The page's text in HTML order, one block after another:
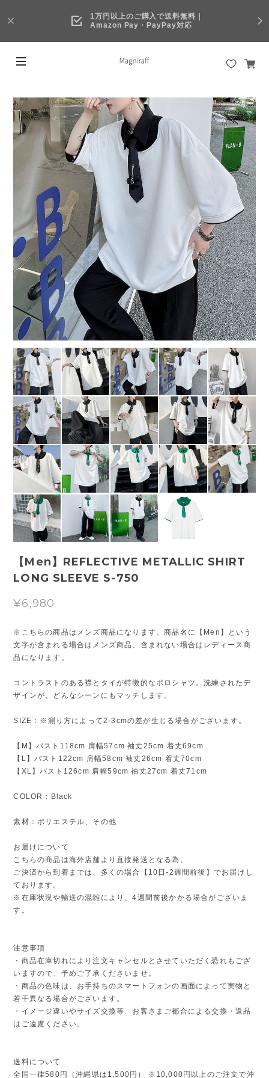
1万円以上のご購入で送料無料｜
Amazon Pay・PayPay対応
【Men】REFLECTIVE METALLIC SHIRT
LONG SLEEVE S-750
¥6,980
※こちらの商品はメンズ商品になります。商品名に【Men】という
文字が含まれる場合はメンズ商品、含まれない場合はレディース商
品になります。
コントラストのある襟とタイが特徴的なポロシャツ。洗練されたデ
ザインが、どんなシーンにもマッチします。
SIZE：※測り方によって2-3cmの差が生じる場合がございます。
【M】バスト118cm 肩幅57cm 袖丈25cm 着丈69cm
【L】バスト122cm 肩幅58cm 袖丈26cm 着丈70cm
【XL】バスト126cm 肩幅59cm 袖丈27cm 着丈71cm
COLOR：Black
素材：ポリエステル、その他
お届けについて
こちらの商品は海外店舗より直接発送となる為、
ご決済から到着までは、多くの場合【10日-2週間前後】でお届けし
ております。
※在庫状況や輸送の混雑により、4週間前後かかる場合がございま
す。
注意事項
・商品在庫切れにより注文キャンセルとさせていただく恐れもござ
いますので、予めご了承くださいませ。
・商品の色味は、お手持ちのスマートフォンの画面によって実物と
若干異なる場合がございます。
・イメージ違いやサイズ交換等、お客さまご都合による交換・返品
はご遠慮ください。
送料について
全国一律580円（沖縄県は1,500円） ※10,000円以上のご注文で沖